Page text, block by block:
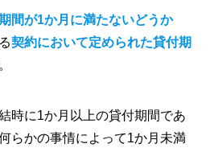
間が1か月に満たないどうか
契約において定められた貸付期
時に1か月以上の貸付期間であ
らかの事情によって1か月未満